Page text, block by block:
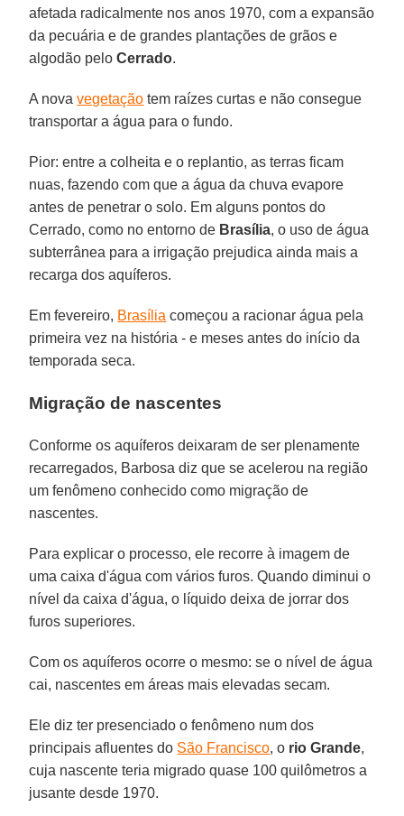
afetada radicalmente nos anos 1970, com a expansão
da pecuária e de grandes plantações de grãos e
algodão peloCerrado.
A novavegetação tem raízes curtas e não consegue
transportar a água para o fundo.
Pior: entre a colheita e o replantio, as terras ficam
nuas, fazendo com que a água da chuva evapore
antes de penetrar o solo. Em alguns pontos do
Cerrado, como no entorno de Brasília, o uso de água
subterrânea para a irrigação prejudica ainda mais a
recarga dos aquíferos.
Em fevereiro, Brasília começou a racionar água pela
primeira vez na história - e meses antes do início da
temporada seca.
Migração de nascentes
Conforme os aquíferos deixaram de ser plenamente
recarregados, Barbosa diz que se acelerou na região
um fenômeno conhecido como migração de
nascentes.
Para explicar o processo, ele recorre à imagem de
uma caixa d'água com vários furos. Quando diminui o
nível da caixa d'água, o líquido deixa de jorrar dos
furos superiores.
Com os aquíferos ocorre o mesmo: se o nível de água
cai, nascentes em áreas mais elevadas secam.
Ele diz ter presenciado o fenômeno num dos
principais afluentes do São Francisco, o rio Grande,
cuja nascente teria migrado quase 100 quilômetros a
jusante desde 1970.